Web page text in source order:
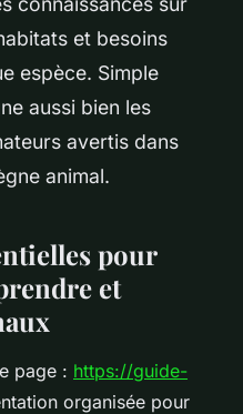
et besoins
espèce. Simple
aussi bien les
avertis dans
animal.
pour
et
page : https://guide-
organisée pour